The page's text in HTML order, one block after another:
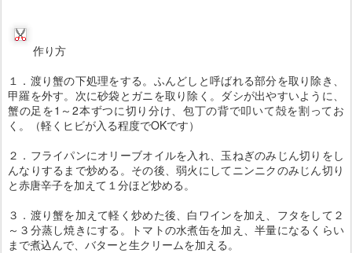
作り方
１．渡り蟹の下処理をする。ふんどしと呼ばれる部分を取り除き、
甲羅を外す。次に砂袋とガニを取り除く。ダシが出やすいように、
蟹の足を1～2本ずつに切り分け、包丁の背で叩いて殻を割ってお
く。（軽くヒビが入る程度でOKです）
２．フライパンにオリーブオイルを入れ、玉ねぎのみじん切りをし
んなりするまで炒める。その後、弱火にしてニンニクのみじん切り
と赤唐辛子を加えて１分ほど炒める。
３．渡り蟹を加えて軽く炒めた後、白ワインを加え、フタをして２
～３分蒸し焼きにする。トマトの水煮缶を加え、半量になるくらい
まで煮込んで、バターと生クリームを加える。